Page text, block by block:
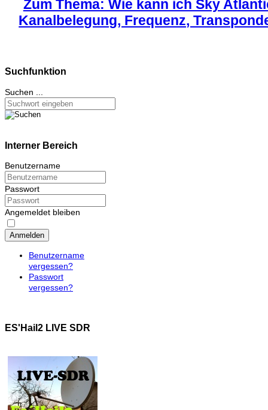
Zum Thema: Wie kann ich Sky
Kanalbelegung, Frequenz,
Suchfunktion
Suchen ...
Interner Bereich
Benutzername
Passwort
Angemeldet bleiben
Anmelden
Benutzername
vergessen?
Passwort
vergessen?
ES'Hail2 LIVE SDR